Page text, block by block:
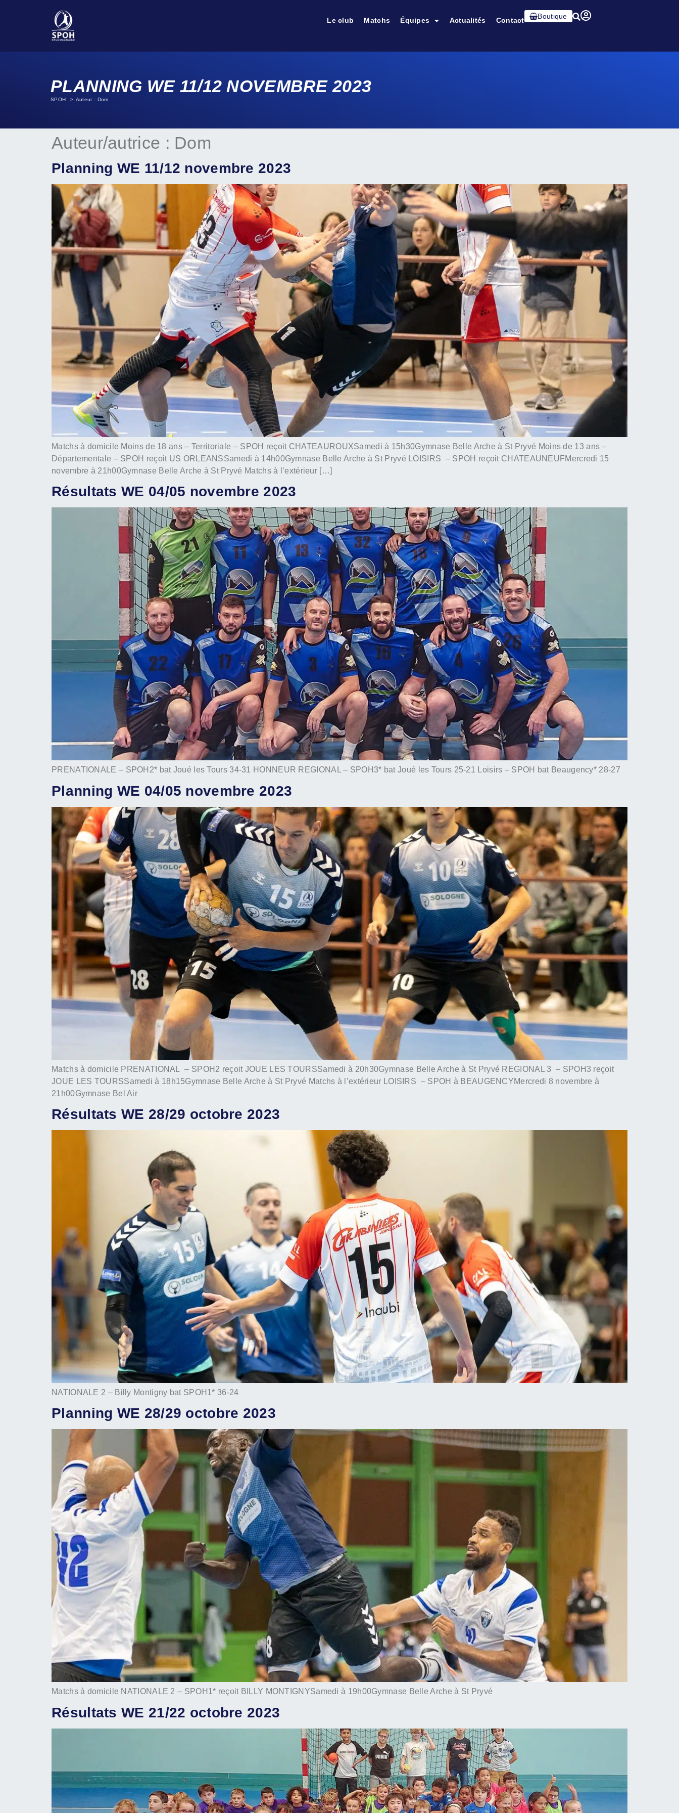
Le club Matchs Équipes Actualités Contact Boutique
PLANNING WE 11/12 NOVEMBRE 2023
SPOH Auteur : Dom
Auteur/autrice : Dom
Planning WE 11/12 novembre 2023
Matchs à domicile Moins de 18 ans – Territoriale – SPOH reçoit CHATEAUROUXSamedi à 15h30Gymnase Belle Arche à St Pryvé Moins de 13 ans –
Départementale – SPOH reçoit US ORLEANSSamedi à 14h00Gymnase Belle Arche à St Pryvé LOISIRS – SPOH reçoit CHATEAUNEUFMercredi 15
novembre à 21h00Gymnase Belle Arche à St Pryvé Matchs à l’extérieur […]
Résultats WE 04/05 novembre 2023
PRENATIONALE – SPOH2* bat Joué les Tours 34-31 HONNEUR REGIONAL – SPOH3*​ bat Joué les Tours 25-21 Loisirs – SPOH bat Beaugency* 28-27
Planning WE 04/05 novembre 2023
Matchs à domicile PRENATIONAL – SPOH2 reçoit JOUE LES TOURSSamedi à 20h30Gymnase Belle Arche à St Pryvé REGIONAL 3 – SPOH3 reçoit
JOUE LES TOURSSamedi à 18h15Gymnase Belle Arche à St Pryvé Matchs à l’extérieur LOISIRS – SPOH à BEAUGENCYMercredi 8 novembre à
21h00Gymnase Bel Air
Résultats WE 28/29 octobre 2023
NATIONALE 2 – Billy Montigny bat SPOH1* 36-24
Planning WE 28/29 octobre 2023
Matchs à domicile NATIONALE 2 – SPOH1* reçoit BILLY MONTIGNYSamedi à 19h00Gymnase Belle Arche à St Pryvé
Résultats WE 21/22 octobre 2023